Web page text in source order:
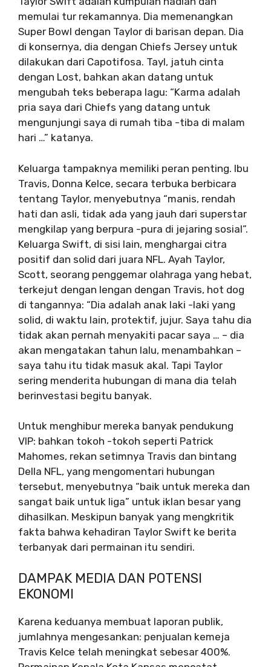
memulai tur rekamannya. Dia memenangkan
Super Bowl dengan Taylor di barisan depan. Dia
di konsernya, dia dengan Chiefs Jersey untuk
dilakukan dari Capotifosa. Tayl, jatuh cinta
dengan Lost, bahkan akan datang untuk
mengubah teks beberapa lagu: “Karma adalah
pria saya dari Chiefs yang datang untuk
mengunjungi saya di rumah tiba -tiba di malam
hari …” katanya.
Keluarga tampaknya memiliki peran penting. Ibu
Travis, Donna Kelce, secara terbuka berbicara
tentang Taylor, menyebutnya “manis, rendah
hati dan asli, tidak ada yang jauh dari superstar
mengkilap yang berpura -pura di jejaring sosial”.
Keluarga Swift, di sisi lain, menghargai citra
positif dan solid dari juara NFL. Ayah Taylor,
Scott, seorang penggemar olahraga yang hebat,
terkejut dengan lengan dengan Travis, hot dog
di tangannya: “Dia adalah anak laki -laki yang
solid, di waktu lain, protektif, jujur. Saya tahu dia
tidak akan pernah menyakiti pacar saya … – dia
akan mengatakan tahun lalu, menambahkan –
saya tahu itu tidak masuk akal. Tapi Taylor
sering menderita hubungan di mana dia telah
berinvestasi begitu banyak.
Untuk menghibur mereka banyak pendukung
VIP: bahkan tokoh -tokoh seperti Patrick
Mahomes, rekan setimnya Travis dan bintang
Della NFL, yang mengomentari hubungan
tersebut, menyebutnya “baik untuk mereka dan
sangat baik untuk liga” untuk iklan besar yang
dihasilkan. Meskipun banyak yang mengkritik
fakta bahwa kehadiran Taylor Swift ke berita
terbanyak dari permainan itu sendiri.
DAMPAK MEDIA DAN POTENSI
EKONOMI
Karena keduanya membuat laporan publik,
jumlahnya mengesankan: penjualan kemeja
Travis Kelce telah meningkat sebesar 400%.